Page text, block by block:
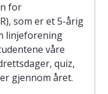
for
som er et 5-årig
linjeforening
våre
quiz,
gjennom året.